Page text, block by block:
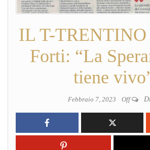
IL T-TRENTINO
Forti: “La
tiene
Febbraio 7, 2023 Off